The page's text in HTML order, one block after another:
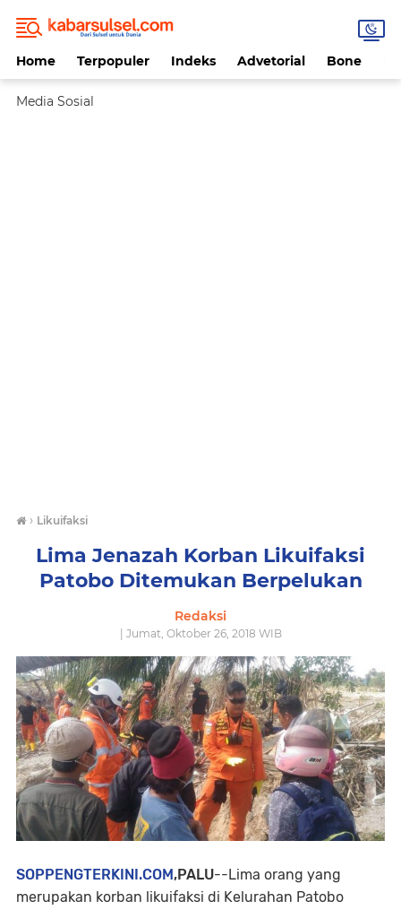
Home Terpopuler Indeks Advetorial Bone
Media Sosial
› Likuifaksi
Lima Jenazah Korban Likuifaksi
Patobo Ditemukan Berpelukan
Redaksi
| Jumat, Oktober 26, 2018 WIB
SOPPENGTERKINI.COM,PALU--Lima orang yang
merupakan korban likuifaksi di Kelurahan Patobo